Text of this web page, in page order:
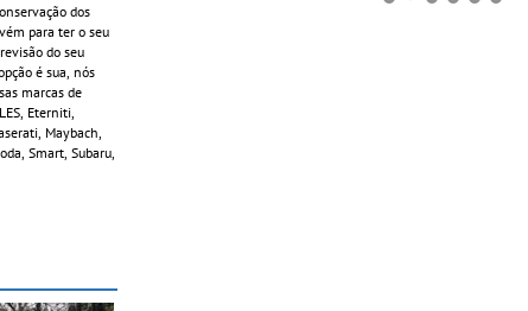
dos
para ter o seu
do seu
é sua, nós
marcas de
Eterniti,
Maybach,
Smart, Subaru,